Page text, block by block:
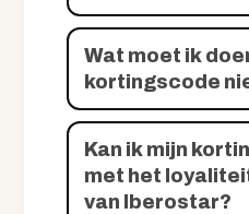
Wat moet ik
kortingscode
Kan ik mijn
met het
van Iberostar?